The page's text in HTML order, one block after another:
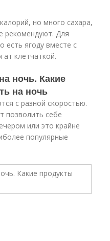
но много сахара,
рекомендуют. Для
есть ягоду вместе с
клетчаткой.
ночь. Какие
на ночь
с разной скоростью.
позволить себе
или это крайне
популярные